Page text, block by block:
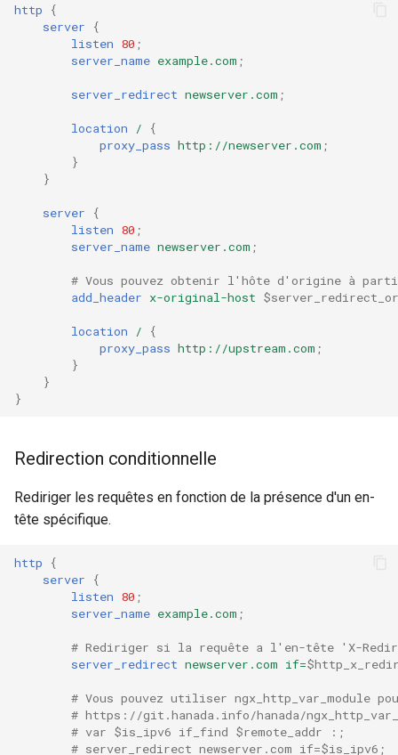
hmac
httpipe
hyperscan
iputils
jit-uuid
jq
jump-consistent-hash
http
{
server
{
listen 80 ;
server_name example.com ;
server_redirect newserver.com ;
location /
{
proxy_pass http://newserver.com ;
}
}
server
{
listen 80 ;
server_name newserver.com ;
# Vous pouvez obtenir l'hôte d'origine à
add_header x-original-host
location /
{
proxy_pass http://upstream.com ;
}
}
}
Redirection conditionnelle
Rediriger les requêtes en fonction de la présence d'un en-
tête spécifique.
http
{
server
{
listen 80 ;
server_name example.com ;
# Rediriger si la requête a l'en-tête 'X-
server_redirect newserver.com if=
# Vous pouvez utiliser ngx_http_var_module
# https://git.hanada.info/hanada/
# var $is_ipv6 if_find $remote_addr :;
# server_redirect newserver.com if=$is_ipv6;